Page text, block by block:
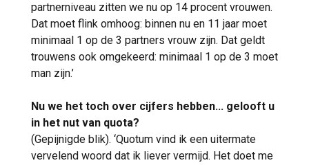
partnerniveau zitten we nu op 14 procent vrouwen.
Dat moet flink omhoog: binnen nu en 11 jaar moet
minimaal 1 op de 3 partners vrouw zijn. Dat geldt
trouwens ook omgekeerd: minimaal 1 op de 3 moet
man zijn.’
Nu we het toch over cijfers hebben... gelooft u
in het nut van quota?
(Gepijnigde blik). ‘Quotum vind ik een uitermate
vervelend woord dat ik liever vermijd. Het doet me